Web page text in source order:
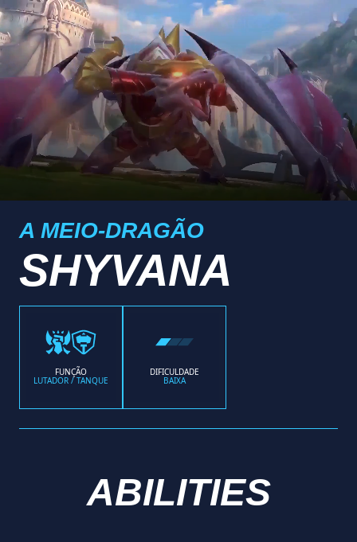
A MEIO-DRAGÃO
SHYVANA
FUNÇÃO
LUTADOR / TANQUE
DIFICULDADE
BAIXA
ABILITIES